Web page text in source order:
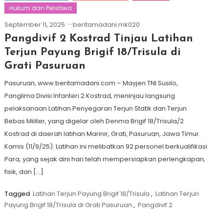
Hukum dan Peristiwa
September 11, 2025 beritamadani.mk020
Pangdivif 2 Kostrad Tinjau Latihan
Terjun Payung Brigif 18/Trisula di
Grati Pasuruan
Pasuruan, www.beritamadani.com – Mayjen TNI Susilo,
Panglima Divisi Infanteri 2 Kostrad, meninjau langsung
pelaksanaan Latihan Penyegaran Terjun Statik dan Terjun
Bebas Militer, yang digelar oleh Denma Brigif 18/Trisula/2
Kostrad di daerah latihan Marinir, Grati, Pasuruan, Jawa Timur.
Kamis (11/9/25). Latihan ini melibatkan 92 personel berkualifikasi
Para, yang sejak dini hari telah mempersiapkan perlengkapan,
fisik, dan […]
Tagged Latihan Terjun Payung Brigif 18/Trisula , Latihan Terjun
Payung Brigif 18/Trisula di Grati Pasuruan , Pangdivif 2